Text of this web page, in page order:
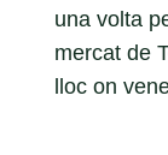
una volta
mercat de
lloc on